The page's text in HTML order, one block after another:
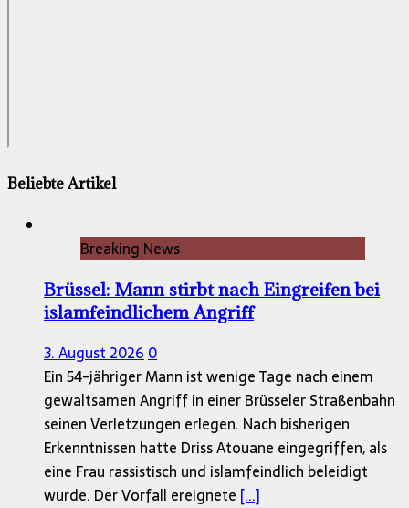
Beliebte Artikel
Breaking News
Brüssel: Mann stirbt nach Eingreifen bei
islamfeindlichem Angriff
3. August 2026 0
Ein 54-jähriger Mann ist wenige Tage nach einem
gewaltsamen Angriff in einer Brüsseler Straßenbahn
seinen Verletzungen erlegen. Nach bisherigen
Erkenntnissen hatte Driss Atouane eingegriffen, als
eine Frau rassistisch und islamfeindlich beleidigt
wurde. Der Vorfall ereignete [...]